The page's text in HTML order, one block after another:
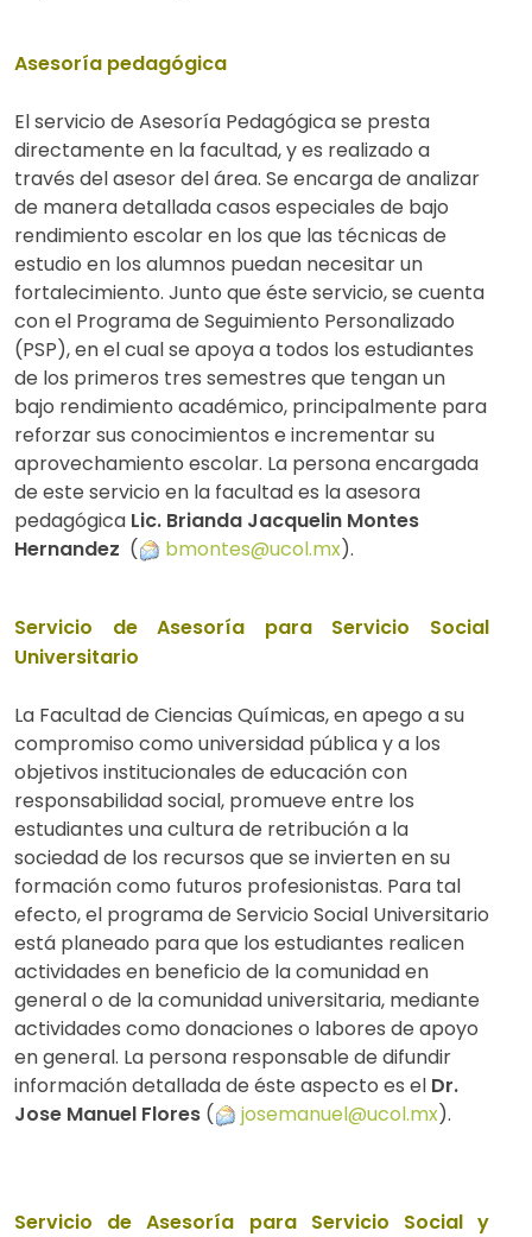
Asesoría pedagógica
El servicio de Asesoría Pedagógica se presta
directamente en la facultad, y es realizado a
través del asesor del área. Se encarga de analizar
de manera detallada casos especiales de bajo
rendimiento escolar en los que las técnicas de
estudio en los alumnos puedan necesitar un
fortalecimiento. Junto que éste servicio, se cuenta
con el Programa de Seguimiento Personalizado
(PSP), en el cual se apoya a todos los estudiantes
de los primeros tres semestres que tengan un
bajo rendimiento académico, principalmente para
reforzar sus conocimientos e incrementar su
aprovechamiento escolar. La persona encargada
de este servicio en la facultad es la asesora
pedagógica Lic. Brianda Jacquelin Montes
Hernandez ( bmontes@ucol.mx).
Servicio de Asesoría para Servicio Social
Universitario
La Facultad de Ciencias Químicas, en apego a su
compromiso como universidad pública y a los
objetivos institucionales de educación con
responsabilidad social, promueve entre los
estudiantes una cultura de retribución a la
sociedad de los recursos que se invierten en su
formación como futuros profesionistas. Para tal
efecto, el programa de Servicio Social Universitario
está planeado para que los estudiantes realicen
actividades en beneficio de la comunidad en
general o de la comunidad universitaria, mediante
actividades como donaciones o labores de apoyo
en general. La persona responsable de difundir
información detallada de éste aspecto es el Dr.
Jose Manuel Flores ( josemanuel@ucol.mx).
Servicio de Asesoría para Servicio Social y